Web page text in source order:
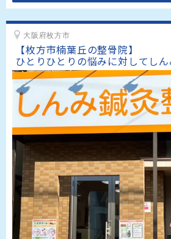
大阪府枚方市
【枚方市楠葉丘の整骨院】
ひとりひとりの悩みに対してし